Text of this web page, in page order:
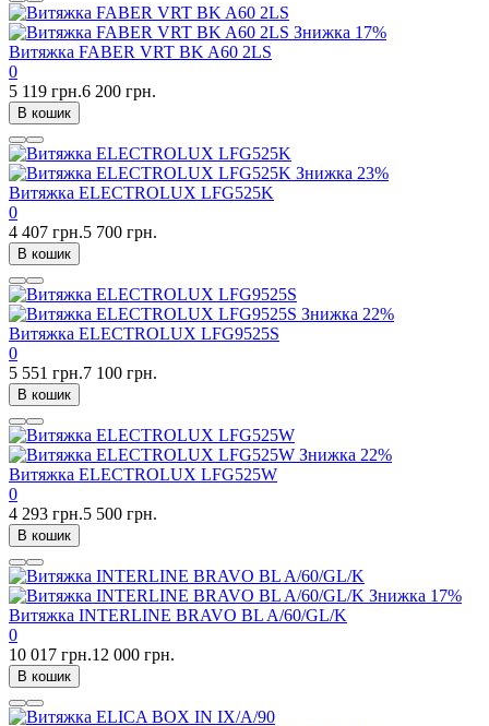
Знижка 17%
Витяжка FABER VRT BK A60 2LS
0
5 119 грн.6 200 грн.
В кошик
Знижка 23%
Витяжка ELECTROLUX LFG525K
0
4 407 грн.5 700 грн.
В кошик
Знижка 22%
Витяжка ELECTROLUX LFG9525S
0
5 551 грн.7 100 грн.
В кошик
Знижка 22%
Витяжка ELECTROLUX LFG525W
0
4 293 грн.5 500 грн.
В кошик
Знижка 17%
Витяжка INTERLINE BRAVO BL A/60/GL/K
0
10 017 грн.12 000 грн.
В кошик